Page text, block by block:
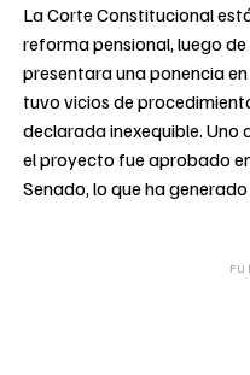
La Corte Constitucional
reforma pensional, luego
presentara una ponencia
tuvo vicios de
declarada inexequible. Uno
el proyecto fue aprobado
Senado, lo que ha